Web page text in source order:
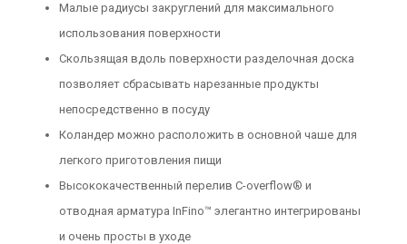
Малые радиусы закруглений для максимального
использования поверхности
Скользящая вдоль поверхности разделочная доска
позволяет сбрасывать нарезанные продукты
непосредственно в посуду
Коландер можно расположить в основной чаше для
легкого приготовления пищи
Высококачественный перелив C-overflow® и
отводная арматура InFino™ элегантно интегрированы
и очень просты в уходе